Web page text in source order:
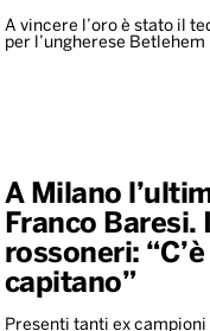
A vincere l’oro è stato il
per l’ungherese Betlehem
A Milano
Franco
rossoneri:
capitano”
Presenti tanti ex